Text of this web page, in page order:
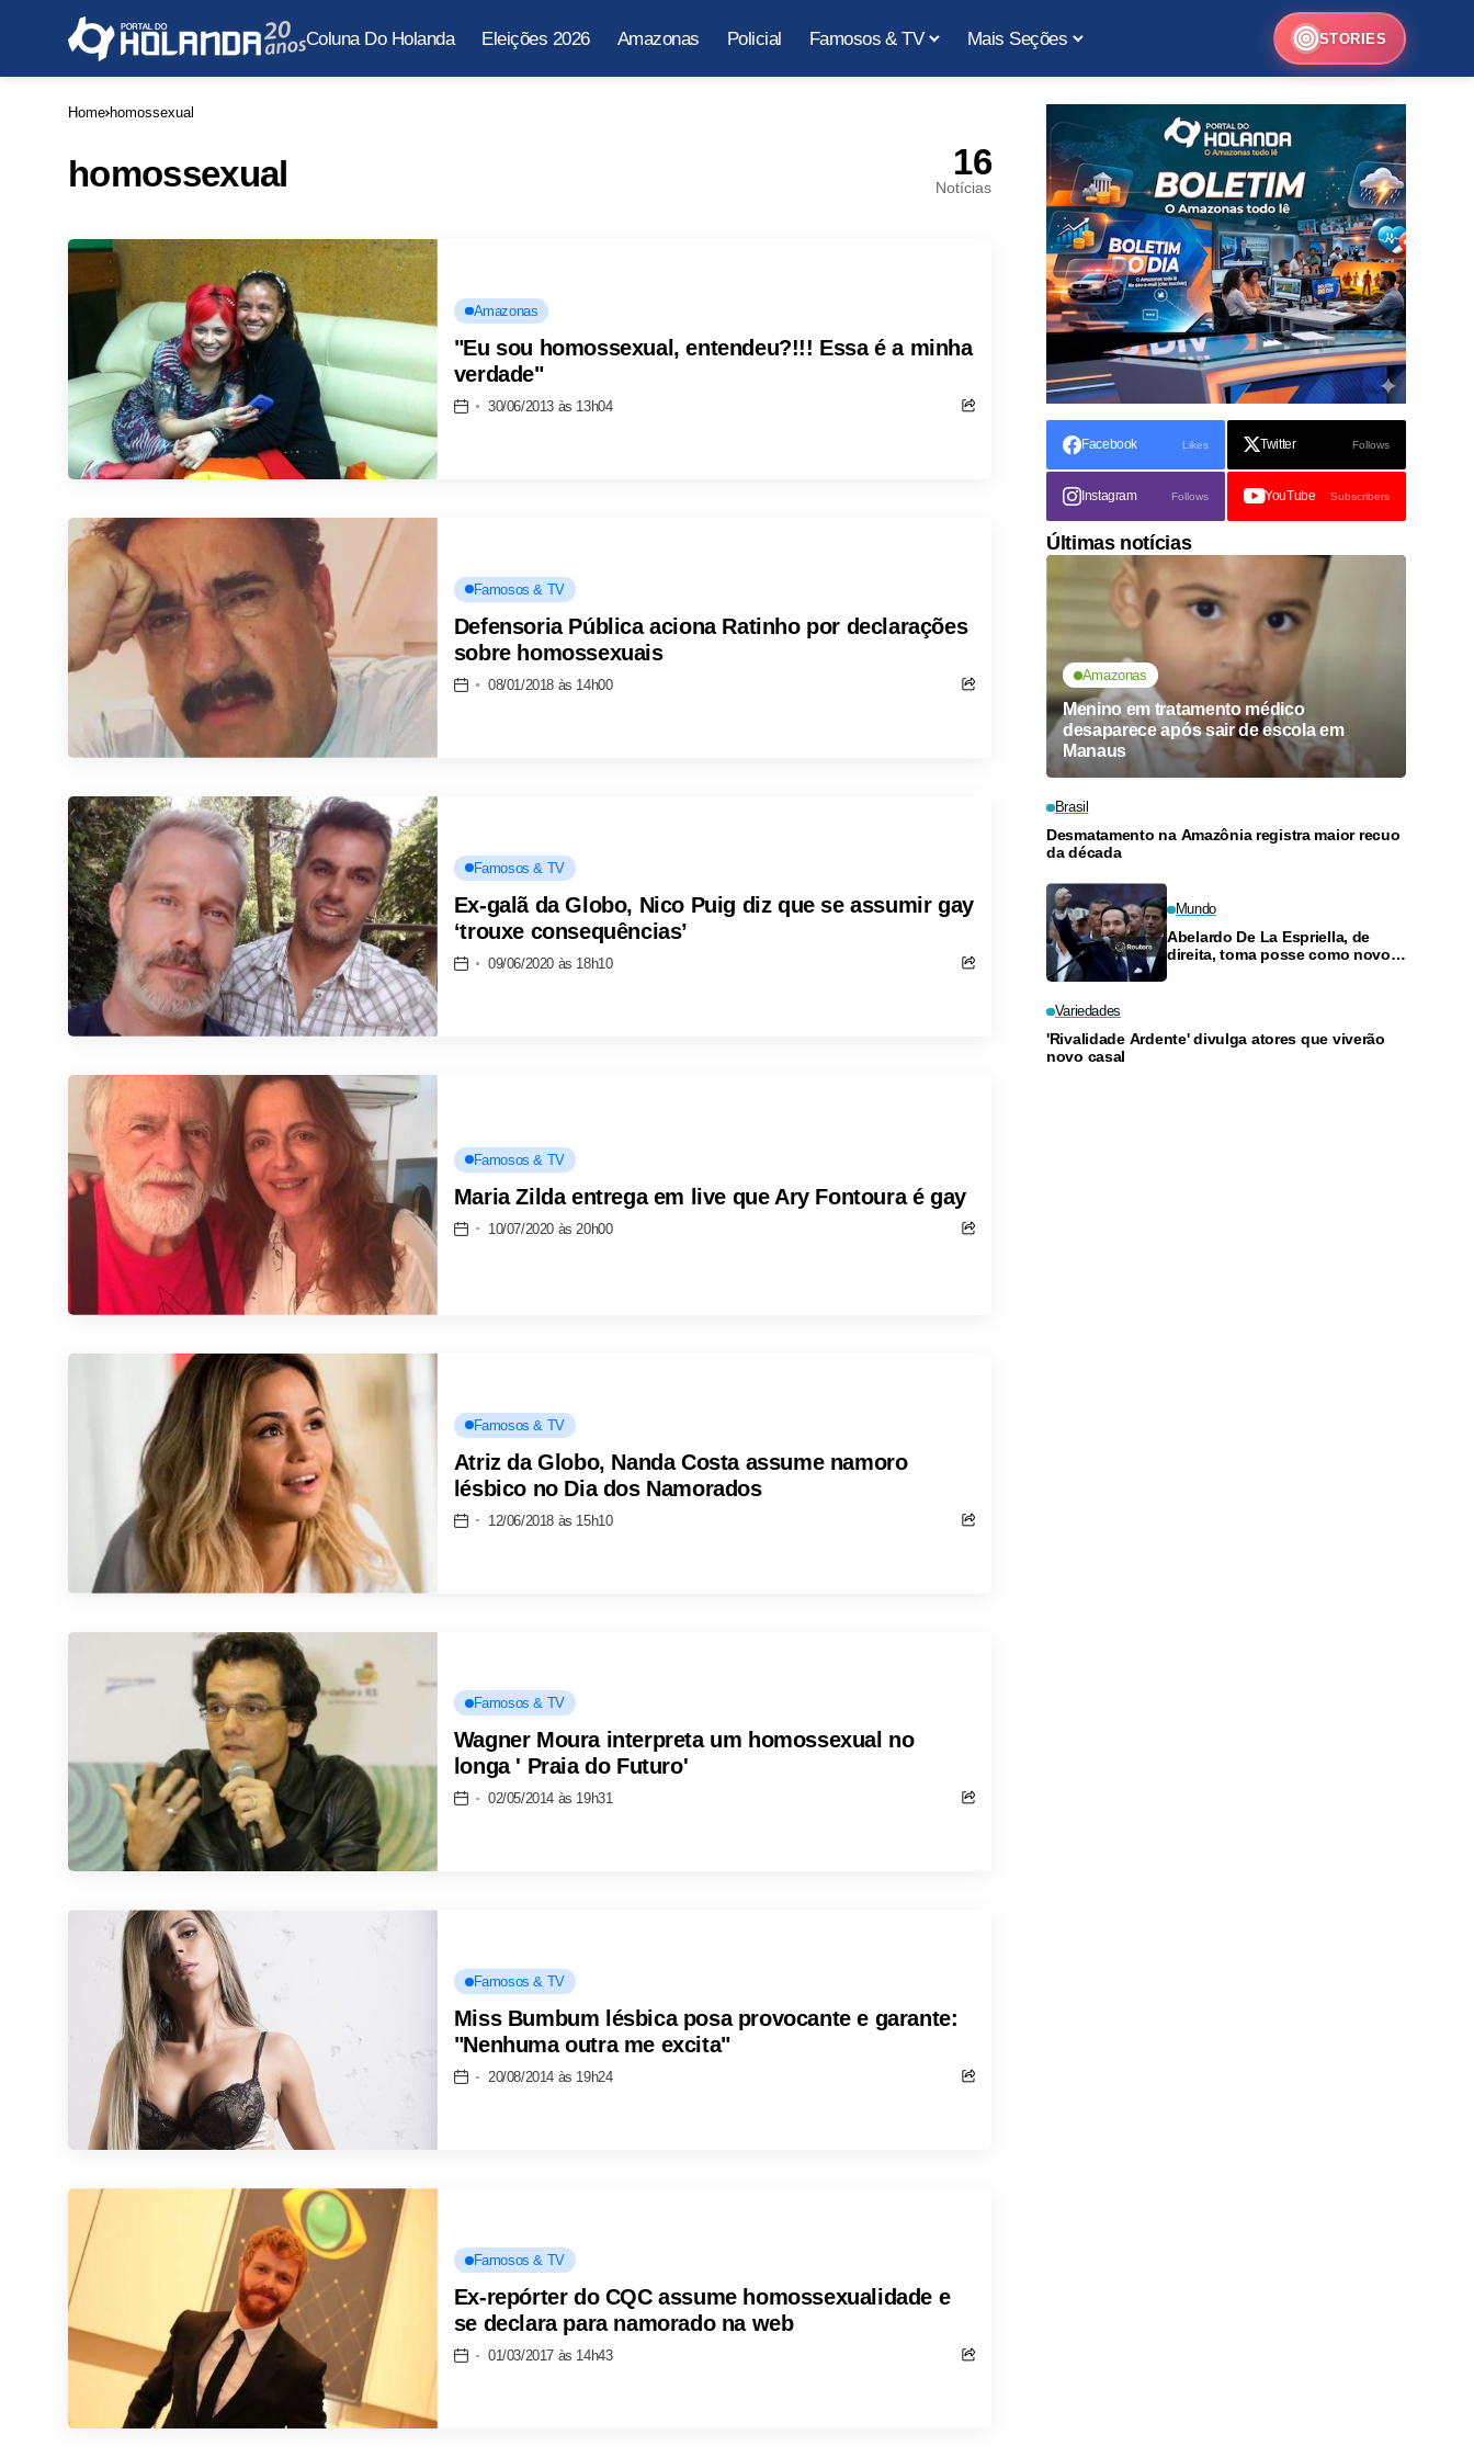
Coluna Do Holanda Eleições 2026 Amazonas Policial Famosos & TV Mais Seções STORIES
Home homossexual
homossexual 16
Notícias
Amazonas
"Eu sou homossexual, entendeu?!!! Essa é a minha
verdade"
30/06/2013 às 13h04
Famosos & TV
Defensoria Pública aciona Ratinho por declarações
sobre homossexuais
08/01/2018 às 14h00
Famosos & TV
Ex-galã da Globo, Nico Puig diz que se assumir gay
‘trouxe consequências’
09/06/2020 às 18h10
Famosos & TV
Maria Zilda entrega em live que Ary Fontoura é gay
10/07/2020 às 20h00
Famosos & TV
Atriz da Globo, Nanda Costa assume namoro
lésbico no Dia dos Namorados
12/06/2018 às 15h10
Famosos & TV
Wagner Moura interpreta um homossexual no
longa ' Praia do Futuro'
02/05/2014 às 19h31
Famosos & TV
Miss Bumbum lésbica posa provocante e garante:
"Nenhuma outra me excita"
20/08/2014 às 19h24
Famosos & TV
Ex-repórter do CQC assume homossexualidade e
se declara para namorado na web
01/03/2017 às 14h43
Facebook Likes Twitter Follows
Instagram Follows YouTube Subscribers
Últimas notícias
Amazonas
Menino em tratamento médico
desaparece após sair de escola em
Manaus
Brasil
Desmatamento na Amazônia registra maior recuo
da década
Mundo
Abelardo De La Espriella, de
direita, toma posse como novo
Variedades
'Rivalidade Ardente' divulga atores que viverão
novo casal